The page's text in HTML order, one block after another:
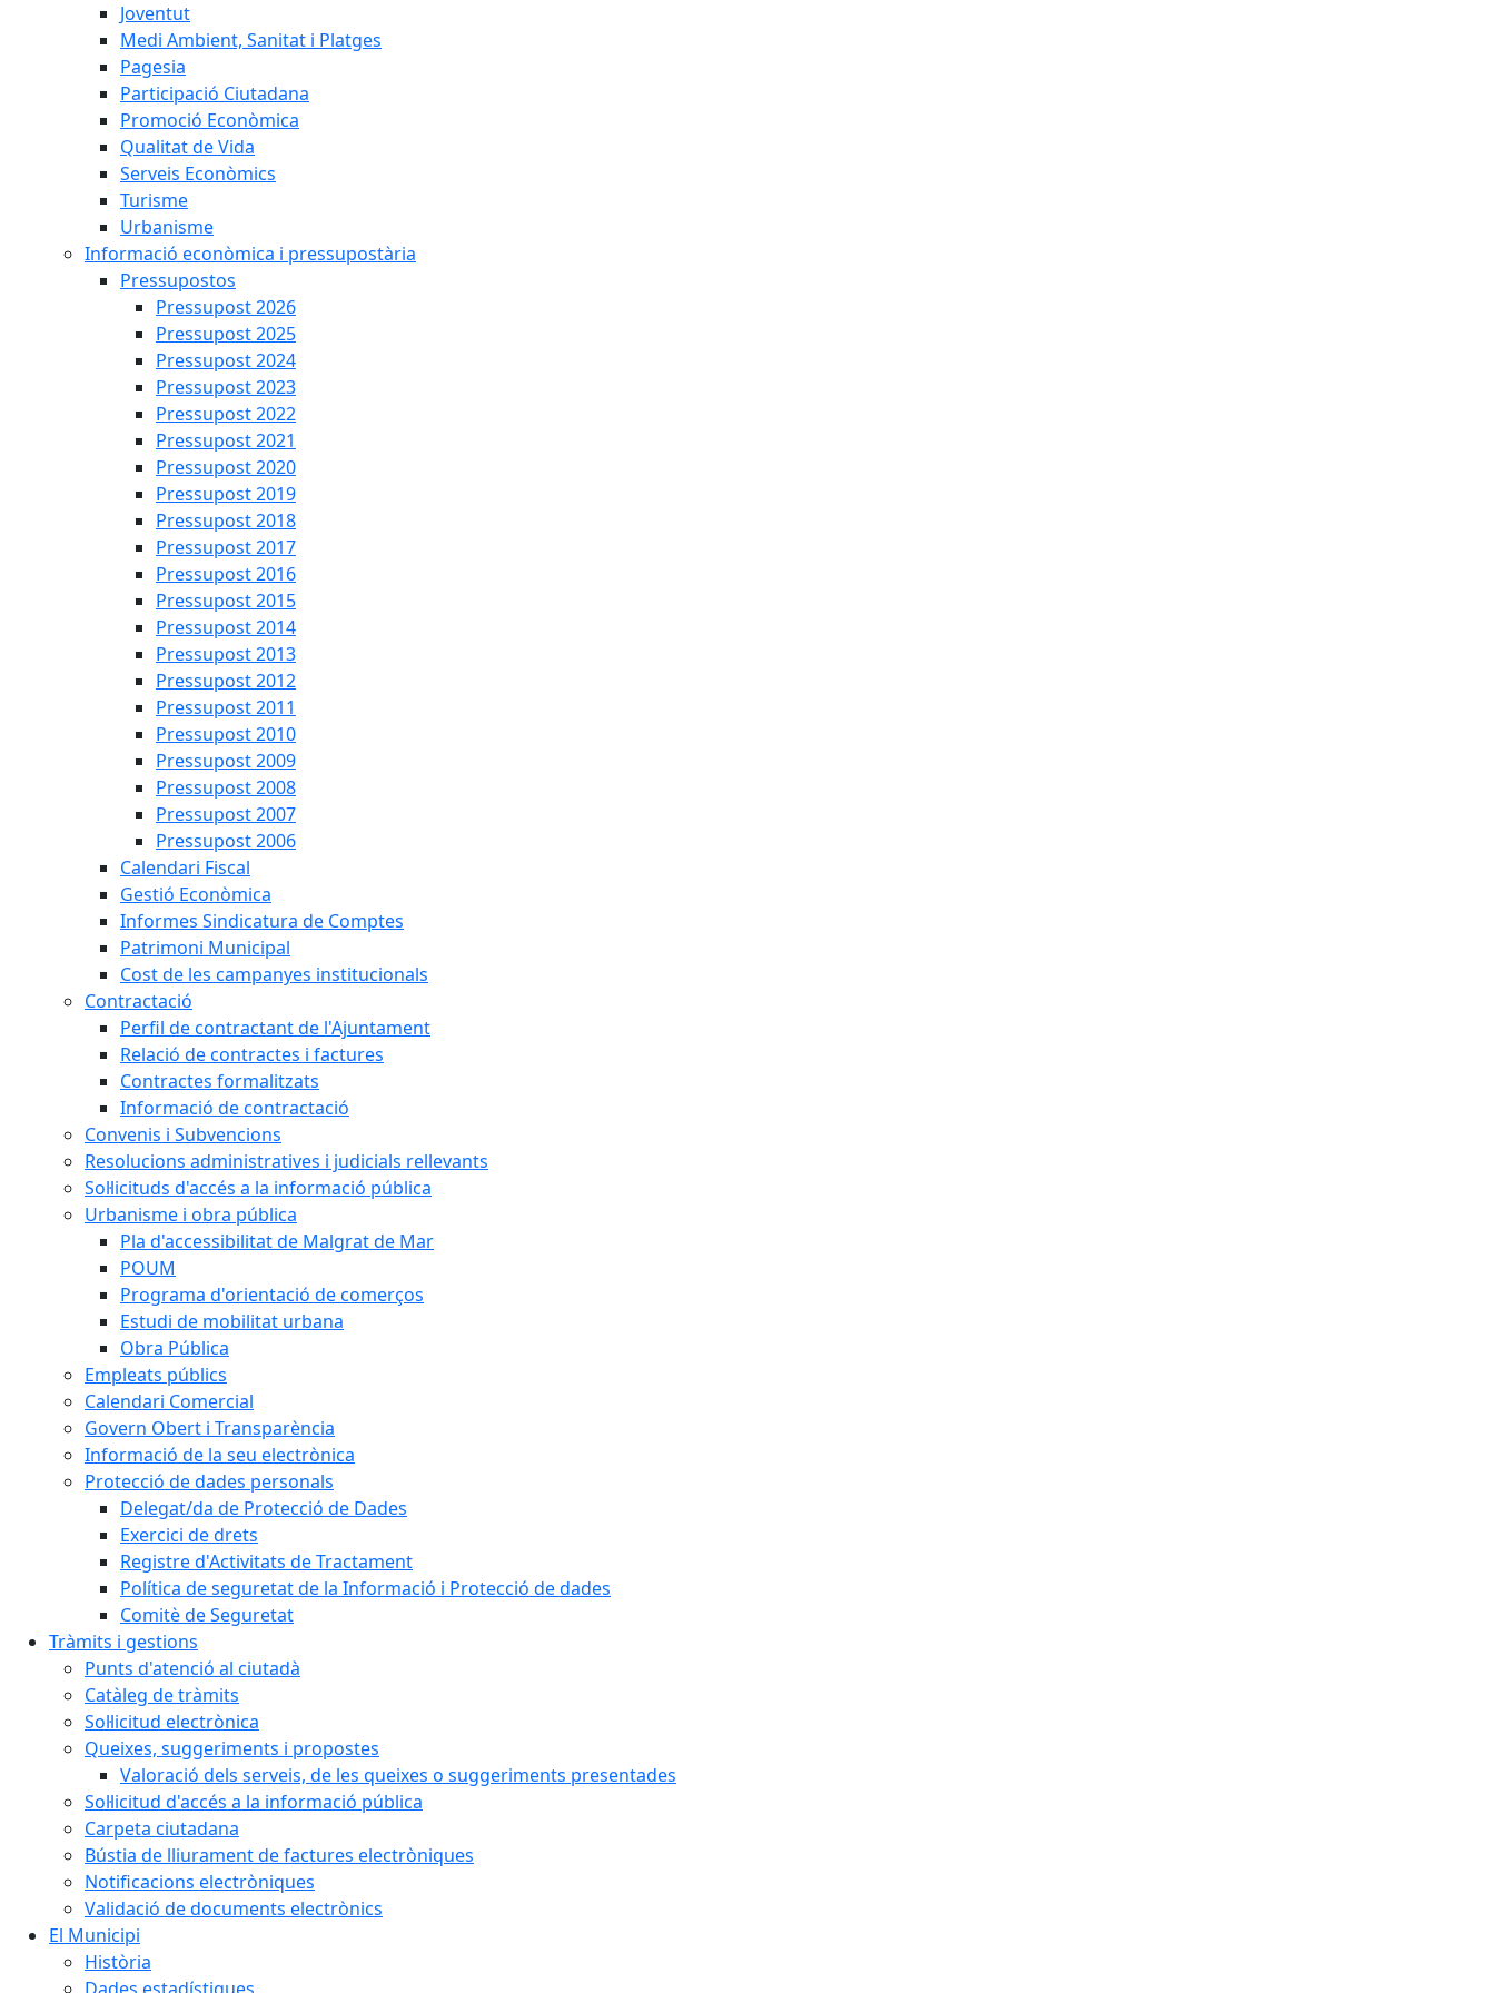
Joventut
Medi Ambient, Sanitat i Platges
Pagesia
Participació Ciutadana
Promoció Econòmica
Qualitat de Vida
Serveis Econòmics
Turisme
Urbanisme
Informació econòmica i pressupostària
Pressupostos
Pressupost 2026
Pressupost 2025
Pressupost 2024
Pressupost 2023
Pressupost 2022
Pressupost 2021
Pressupost 2020
Pressupost 2019
Pressupost 2018
Pressupost 2017
Pressupost 2016
Pressupost 2015
Pressupost 2014
Pressupost 2013
Pressupost 2012
Pressupost 2011
Pressupost 2010
Pressupost 2009
Pressupost 2008
Pressupost 2007
Pressupost 2006
Calendari Fiscal
Gestió Econòmica
Informes Sindicatura de Comptes
Patrimoni Municipal
Cost de les campanyes institucionals
Contractació
Perfil de contractant de l'Ajuntament
Relació de contractes i factures
Contractes formalitzats
Informació de contractació
Convenis i Subvencions
Resolucions administratives i judicials rellevants
Sol·licituds d'accés a la informació pública
Urbanisme i obra pública
Pla d'accessibilitat de Malgrat de Mar
POUM
Programa d'orientació de comerços
Estudi de mobilitat urbana
Obra Pública
Empleats públics
Calendari Comercial
Govern Obert i Transparència
Informació de la seu electrònica
Protecció de dades personals
Delegat/da de Protecció de Dades
Exercici de drets
Registre d'Activitats de Tractament
Política de seguretat de la Informació i Protecció de dades
Comitè de Seguretat
Tràmits i gestions
Punts d'atenció al ciutadà
Catàleg de tràmits
Sol·licitud electrònica
Queixes, suggeriments i propostes
Valoració dels serveis, de les queixes o suggeriments presentades
Sol·licitud d'accés a la informació pública
Carpeta ciutadana
Bústia de lliurament de factures electròniques
Notificacions electròniques
Validació de documents electrònics
El Municipi
Història